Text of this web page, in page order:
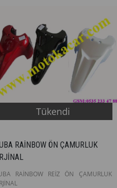
Tükendi
RAİNBOW ÖN ÇAMURLUK
RAİNBOW REİZ ÖN ÇAMURLUK